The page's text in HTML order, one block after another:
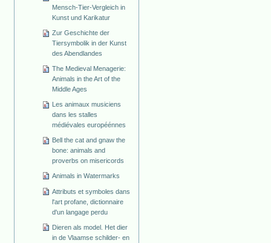
Mensch-Tier-Vergleich in
Kunst und Karikatur
Zur Geschichte der
Tiersymbolik in der Kunst
des Abendlandes
The Medieval Menagerie:
Animals in the Art of the
Middle Ages
Les animaux musiciens
dans les stalles
médiévales européénnes
Bell the cat and gnaw the
bone: animals and
proverbs on misericords
Animals in Watermarks
Attributs et symboles dans
l'art profane, dictionnaire
d'un langage perdu
Dieren als model. Het dier
in de Vlaamse schilder- en